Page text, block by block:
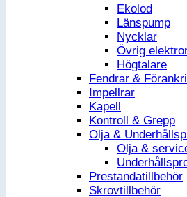
Ekolod
Länspump
Nycklar
Övrig
Högtalare
Fendrar &
Impellrar
Kapell
Kontroll & Grepp
Olja &
Olja &
Prestandatillbehör
Skrovtillbehör